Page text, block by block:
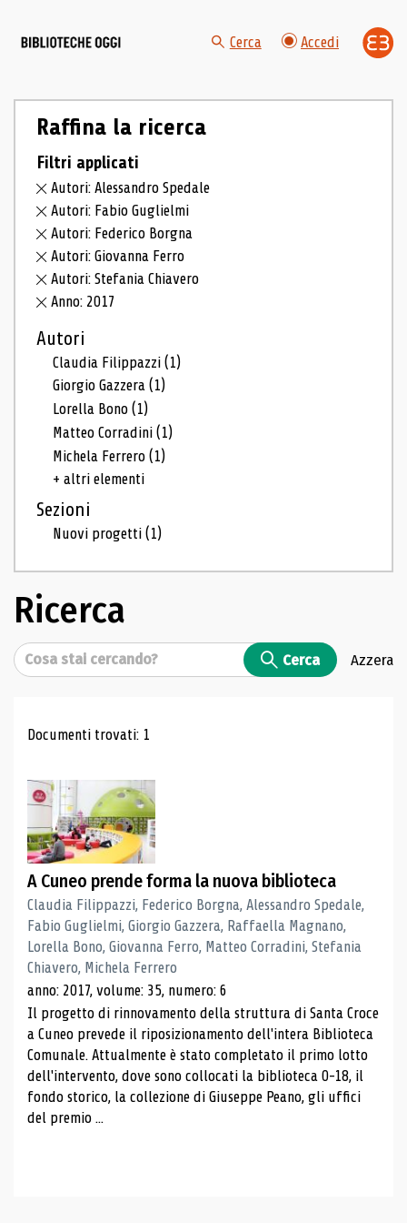
Cerca Accedi
Raffina la ricerca
Filtri applicati
Autori: Alessandro Spedale
Autori: Fabio Guglielmi
Autori: Federico Borgna
Autori: Giovanna Ferro
Autori: Stefania Chiavero
Anno: 2017
Autori
Claudia Filippazzi(1)
Giorgio Gazzera(1)
Lorella Bono(1)
Matteo Corradini(1)
Michela Ferrero(1)
+ altri elementi
Sezioni
Nuovi progetti(1)
Ricerca
Cerca Cerca Azzera
Risultati di ricerca
Documenti trovati: 1
A Cuneo prende forma la nuova biblioteca
Claudia Filippazzi, Federico Borgna, Alessandro Spedale,
Fabio Guglielmi, Giorgio Gazzera, Raffaella Magnano,
Lorella Bono, Giovanna Ferro, Matteo Corradini, Stefania
Chiavero, Michela Ferrero
anno: 2017, volume: 35, numero: 6
Il progetto di rinnovamento della struttura di Santa Croce
a Cuneo prevede il riposizionamento dell'intera Biblioteca
Comunale. Attualmente è stato completato il primo lotto
dell'intervento, dove sono collocati la biblioteca 0-18, il
fondo storico, la collezione di Giuseppe Peano, gli uffici
del premio ...